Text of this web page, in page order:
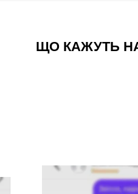
ЩО КАЖУТЬ